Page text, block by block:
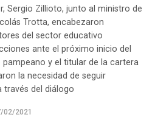
Sergio Zillioto, junto al ministro de
Trotta, encabezaron
del sector educativo
ante el próximo inicio del
y el titular de la cartera
la necesidad de seguir
través del diálogo
02/2021